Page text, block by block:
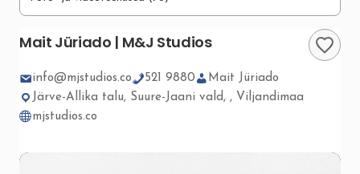
Mait Jüriado | M&J Studios
info@mjstudios.co 521 9880
Mait Jüriado
Järve-Allika talu, Suure-Jaani vald, , Viljandimaa
mjstudios.co